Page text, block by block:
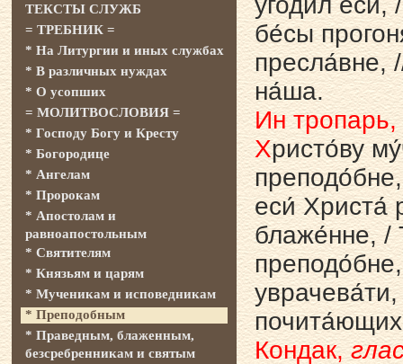
бе́сы
пресла́вне,
на́ша.
Ин тропарь,
Христо́ву
еси́ Христа́
блаже́нне, /
Кондак,
ТЕКСТЫ СЛУЖБ
= ТРЕБНИК =
* На Литургии и иных службах
* В различных нуждах
* О усопших
= МОЛИТВОСЛОВИЯ =
* Господу Богу и Кресту
* Богородице
* Ангелам
* Пророкам
* Апостолам и
равноапостольным
* Святителям
* Князьям и царям
* Мученикам и исповедникам
* Преподобным
* Праведным, блаженным,
безсребренникам и святым